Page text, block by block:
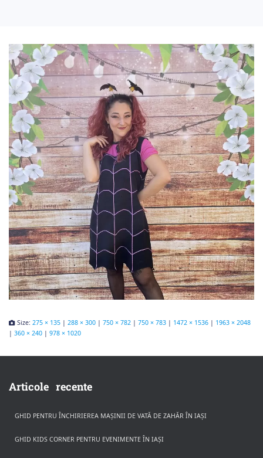
Size: 275 × 135 | 288 × 300 | 750 × 782 | 750 × 783 | 1472 × 1536 | 1963 × 2048
| 360 × 240 | 978 × 1020
Articole recente
GHID PENTRU ÎNCHIRIEREA MAȘINII DE VATĂ DE ZAHĂR ÎN IAȘI
GHID KIDS CORNER PENTRU EVENIMENTE ÎN IAȘI